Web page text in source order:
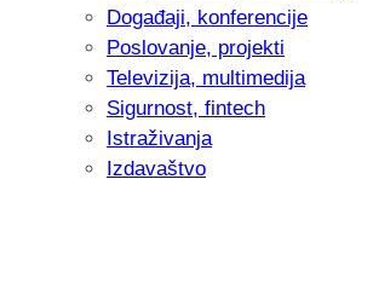
Događaji, konferencije
Poslovanje, projekti
Televizija, multimedija
Sigurnost, fintech
Istraživanja
Izdavaštvo